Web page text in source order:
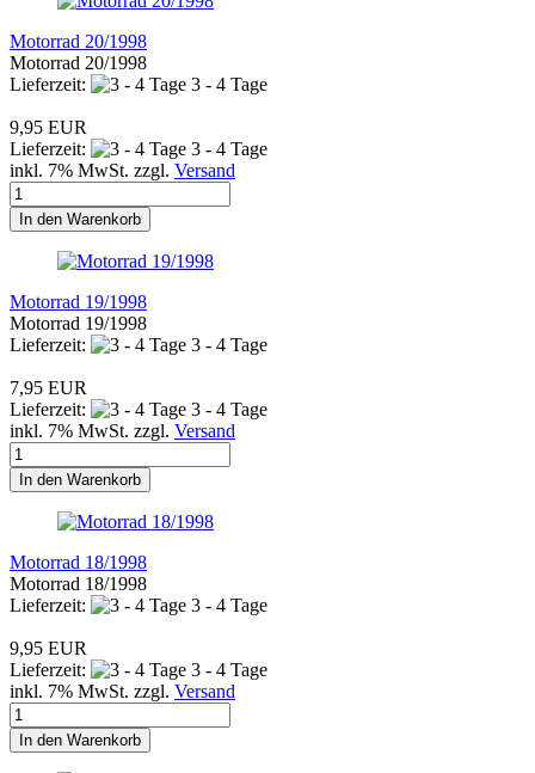
Motorrad 20/1998
Motorrad 20/1998
Lieferzeit:
3 - 4 Tage
9,95 EUR
Lieferzeit:
3 - 4 Tage
inkl. 7% MwSt. zzgl. Versand
In den Warenkorb
Motorrad 19/1998
Motorrad 19/1998
Lieferzeit:
3 - 4 Tage
7,95 EUR
Lieferzeit:
3 - 4 Tage
inkl. 7% MwSt. zzgl. Versand
In den Warenkorb
Motorrad 18/1998
Motorrad 18/1998
Lieferzeit:
3 - 4 Tage
9,95 EUR
Lieferzeit:
3 - 4 Tage
inkl. 7% MwSt. zzgl. Versand
In den Warenkorb